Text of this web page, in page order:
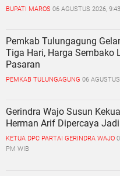
BUPATI MAROS 06 AGUSTUS 2026,
Pemkab Tulungagung
Tiga Hari, Harga Sembako
Pasaran
PEMKAB TULUNGAGUNG 06
Gerindra Wajo Susun
Herman Arif Dipercaya
KETUA DPC PARTAI GERINDRA WAJO
PM WIB